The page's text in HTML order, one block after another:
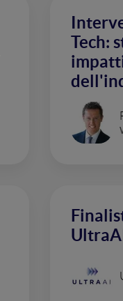
Tech:
UltraAI